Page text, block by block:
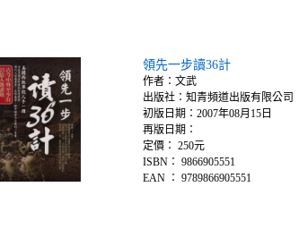
領先一步讀36計
作者：文武
出版社：知青頻道出版有限公司
初版日期：2007年08月15日
再版日期：
定價： 250元
ISBN： 9866905551
EAN ： 9789866905551